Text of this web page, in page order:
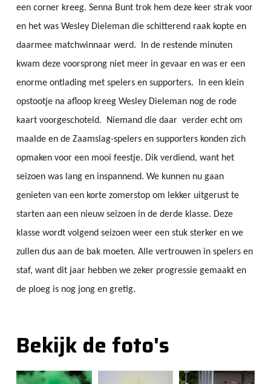
een corner kreeg. Senna Bunt trok hem deze keer strak voor
en het was Wesley Dieleman die schitterend raak kopte en
daarmee matchwinnaar werd. In de restende minuten
kwam deze voorsprong niet meer in gevaar en was er een
enorme ontlading met spelers en supporters. In een klein
opstootje na afloop kreeg Wesley Dieleman nog de rode
kaart voorgeschoteld. Niemand die daar verder echt om
maalde en de Zaamslag-spelers en supporters konden zich
opmaken voor een mooi feestje. Dik verdiend, want het
seizoen was lang en inspannend. We kunnen nu gaan
genieten van een korte zomerstop om lekker uitgerust te
starten aan een nieuw seizoen in de derde klasse. Deze
klasse wordt volgend seizoen weer een stuk sterker en we
zullen dus aan de bak moeten. Alle vertrouwen in spelers en
staf, want dit jaar hebben we zeker progressie gemaakt en
de ploeg is nog jong en gretig.
Bekijk de foto's